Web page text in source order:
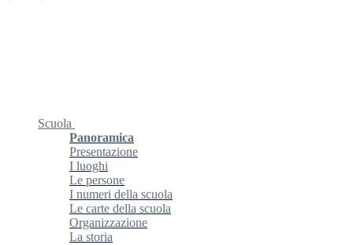
Scuola
Panoramica
Presentazione
I luoghi
Le persone
I numeri della scuola
Le carte della scuola
Organizzazione
La storia